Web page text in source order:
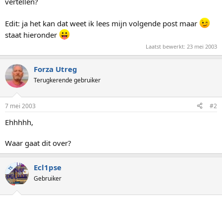
e
Edit: ja het kan dat weet ik lees mijn volgende post maar
staat hieronder
Laatst bewerkt: 23 mei 2003
Forza Utreg
Terugkerende gebruiker
7 mei 2003 #2
Ehhhhh,
Waar gaat dit over?
TS Ecl1pse
Gebruiker